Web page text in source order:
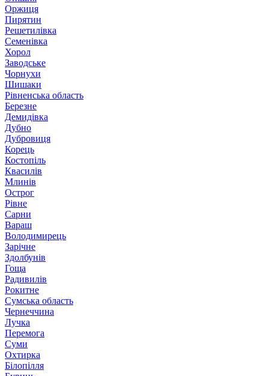
Оржиця
Пирятин
Решетилівка
Семенівка
Хорол
Заводське
Чорнухи
Шишаки
Рівненська область
Березне
Демидівка
Дубно
Дубровиця
Корець
Костопіль
Квасилів
Млинів
Острог
Рівне
Сарни
Вараш
Володимирець
Зарічне
Здолбунів
Гоща
Радивилів
Рокитне
Сумська область
Чернеччина
Лучка
Перемога
Суми
Охтирка
Білопілля